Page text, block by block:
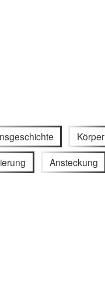
Körper
Ansteckung